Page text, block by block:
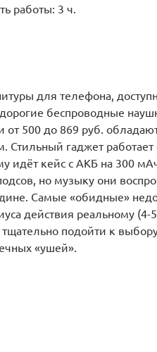
работы: 3 ч.
для телефона,
беспроводные
от 500 до 869 руб.
гаджет работает
идёт кейс с АКБ на 300
но музыку они
Самые «обидные»
действия реальному
подойти к
«ушей».